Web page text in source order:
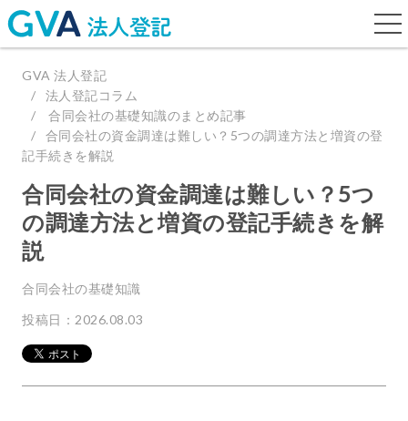
GVA 法人登記
法人登記コラム
合同会社の基礎知識のまとめ記事
合同会社の資金調達は難しい？5つの調達方法と増資の登
記手続きを解説
合同会社の資金調達は難しい？5つ
の調達方法と増資の登記手続きを解
説
合同会社の基礎知識
投稿日：2026.08.03